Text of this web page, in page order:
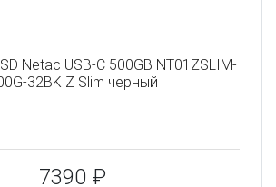
Netac USB-C 500GB NT01ZSLIM-
32BK Z Slim черный
7390 ₽